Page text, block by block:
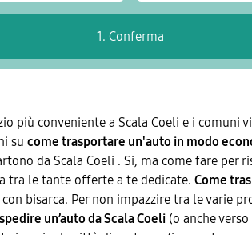
più conveniente a Scala Coeli e i comuni
su come trasportare un'auto in modo
da Scala Coeli . Si, ma come fare per
tra le tante offerte a te dedicate. Come
bisarca. Per non impazzire tra le varie
spedire un’auto da Scala Coeli (o anche